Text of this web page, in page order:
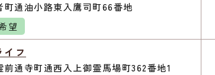
町通油小路東入鷹司町66番地
望
フ
通寺町通西入上御霊馬場町362番地1